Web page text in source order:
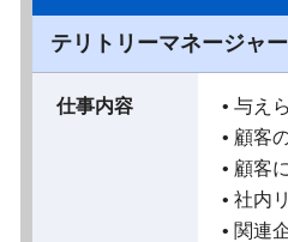
テリトリーマネージャ
仕事内容
• 与え
• 顧客
• 顧客
• 社内
• 関連